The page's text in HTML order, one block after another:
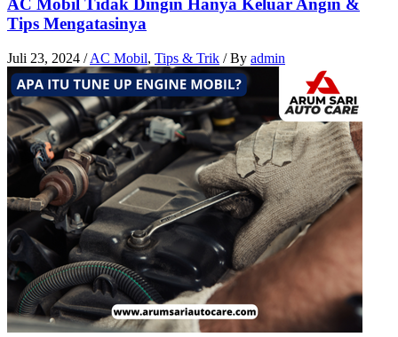
AC Mobil Tidak Dingin Hanya Keluar Angin &
Tips Mengatasinya
Juli 23, 2024 /AC Mobil, Tips & Trik / By admin